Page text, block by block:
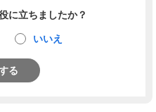
に立ちましたか？
いいえ
る